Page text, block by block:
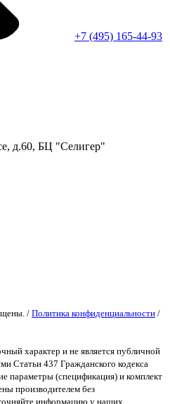
+7 (495) 165-44-93
д.60, БЦ "Селигер"
/ Политика конфиденциальности /
характер и не является публичной
Статьи 437 Гражданского кодекса
параметры (спецификация) и комплект
производителем без
информацию у наших